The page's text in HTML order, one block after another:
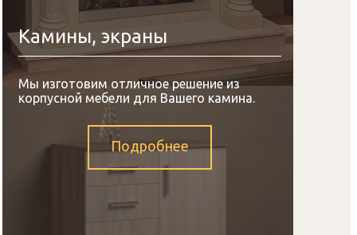
Камины, экраны
Мы изготовим отличное решение из
корпусной мебели для Вашего камина.
Подробнее